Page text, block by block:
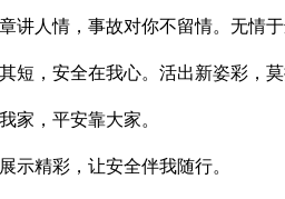
人情，事故对你不留情。无情于
，安全在我心。活出新姿彩，莫
，平安靠大家。
精彩，让安全伴我随行。